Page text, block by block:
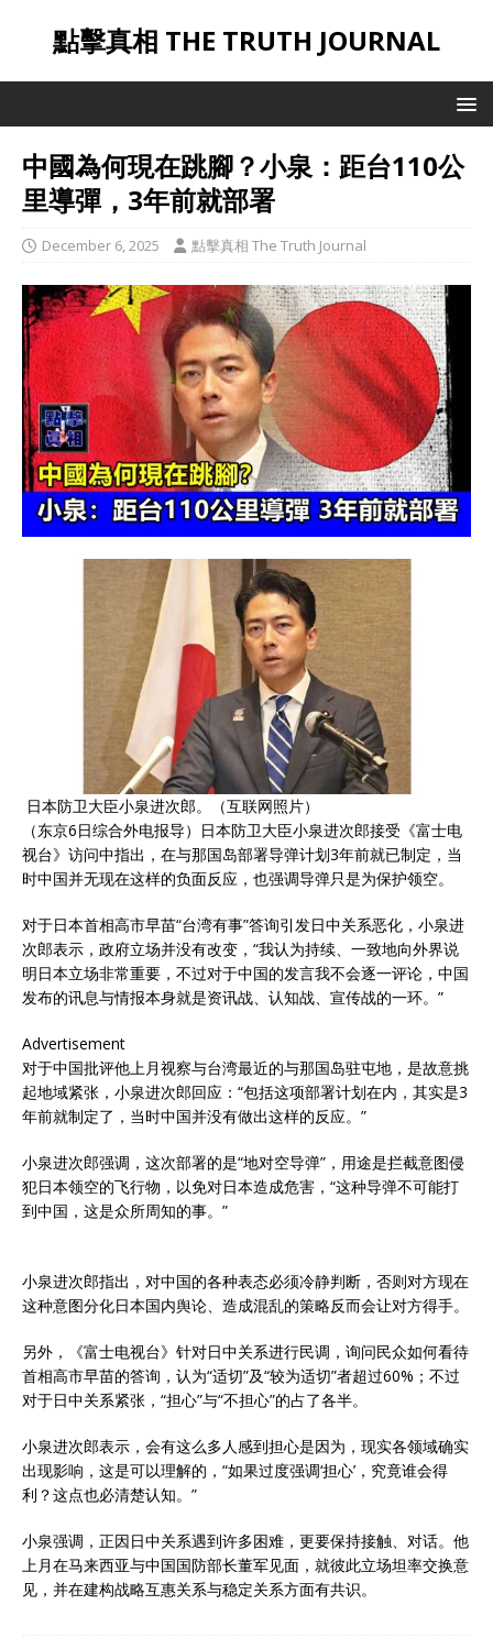
點擊真相 THE TRUTH JOURNAL
中國為何現在跳腳？小泉：距台110公
里導彈，3年前就部署
December 6, 2025 點擊真相 The Truth Journal
日本防卫大臣小泉进次郎。（互联网照片）
（东京6日综合外电报导）日本防卫大臣小泉进次郎接受《富士电
视台》访问中指出，在与那国岛部署导弹计划3年前就已制定，当
时中国并无现在这样的负面反应，也强调导弹只是为保护领空。
对于日本首相高市早苗“台湾有事”答询引发日中关系恶化，小泉进
次郎表示，政府立场并没有改变，“我认为持续、一致地向外界说
明日本立场非常重要，不过对于中国的发言我不会逐一评论，中国
发布的讯息与情报本身就是资讯战、认知战、宣传战的一环。”
Advertisement
对于中国批评他上月视察与台湾最近的与那国岛驻屯地，是故意挑
起地域紧张，小泉进次郎回应：“包括这项部署计划在内，其实是3
年前就制定了，当时中国并没有做出这样的反应。”
小泉进次郎强调，这次部署的是“地对空导弹”，用途是拦截意图侵
犯日本领空的飞行物，以免对日本造成危害，“这种导弹不可能打
到中国，这是众所周知的事。”
小泉进次郎指出，对中国的各种表态必须冷静判断，否则对方现在
这种意图分化日本国内舆论、造成混乱的策略反而会让对方得手。
另外，《富士电视台》针对日中关系进行民调，询问民众如何看待
首相高市早苗的答询，认为“适切”及“较为适切”者超过60%；不过
对于日中关系紧张，“担心”与“不担心”的占了各半。
小泉进次郎表示，会有这么多人感到担心是因为，现实各领域确实
出现影响，这是可以理解的，“如果过度强调‘担心’，究竟谁会得
利？这点也必清楚认知。”
小泉强调，正因日中关系遇到许多困难，更要保持接触、对话。他
上月在马来西亚与中国国防部长董军见面，就彼此立场坦率交换意
见，并在建构战略互惠关系与稳定关系方面有共识。